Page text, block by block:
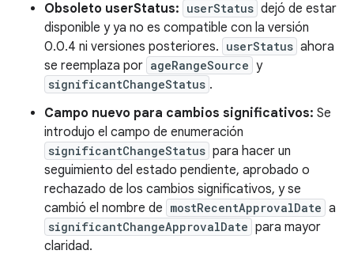
Obsoleto userStatus: userStatus dejó de estar
disponible y ya no es compatible con la versión
0.0.4 ni versiones posteriores. userStatus ahora
se reemplaza por ageRangeSource y
significantChangeStatus .
Campo nuevo para cambios significativos: Se
introdujo el campo de enumeración
significantChangeStatus para hacer un
seguimiento del estado pendiente, aprobado o
rechazado de los cambios significativos, y se
cambió el nombre de mostRecentApprovalDate a
significantChangeApprovalDate para mayor
claridad.